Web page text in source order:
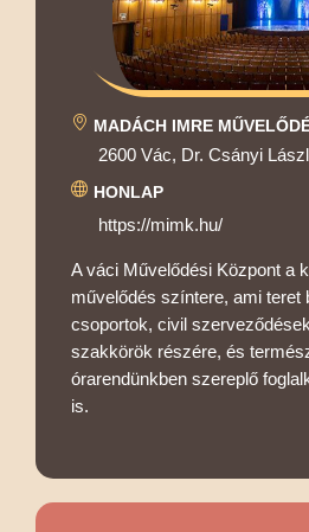
MADÁCH IMRE
2600 Vác, Dr. Csányi
HONLAP
https://mimk.hu/
A váci Művelődési Központ a
művelődés színtere, ami teret
csoportok, civil
szakkörök részére, és
órarendünkben szereplő
is.